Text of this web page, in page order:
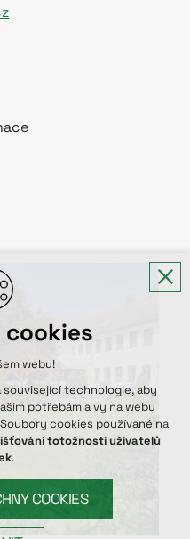
cookies
webu!
technologie, aby
potřebám a vy na webu
cookies používané na
totožnosti uživatelů
.
COOKIES